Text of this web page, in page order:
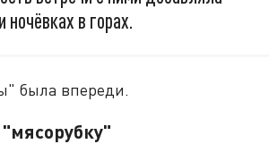
в горах.
была впереди.